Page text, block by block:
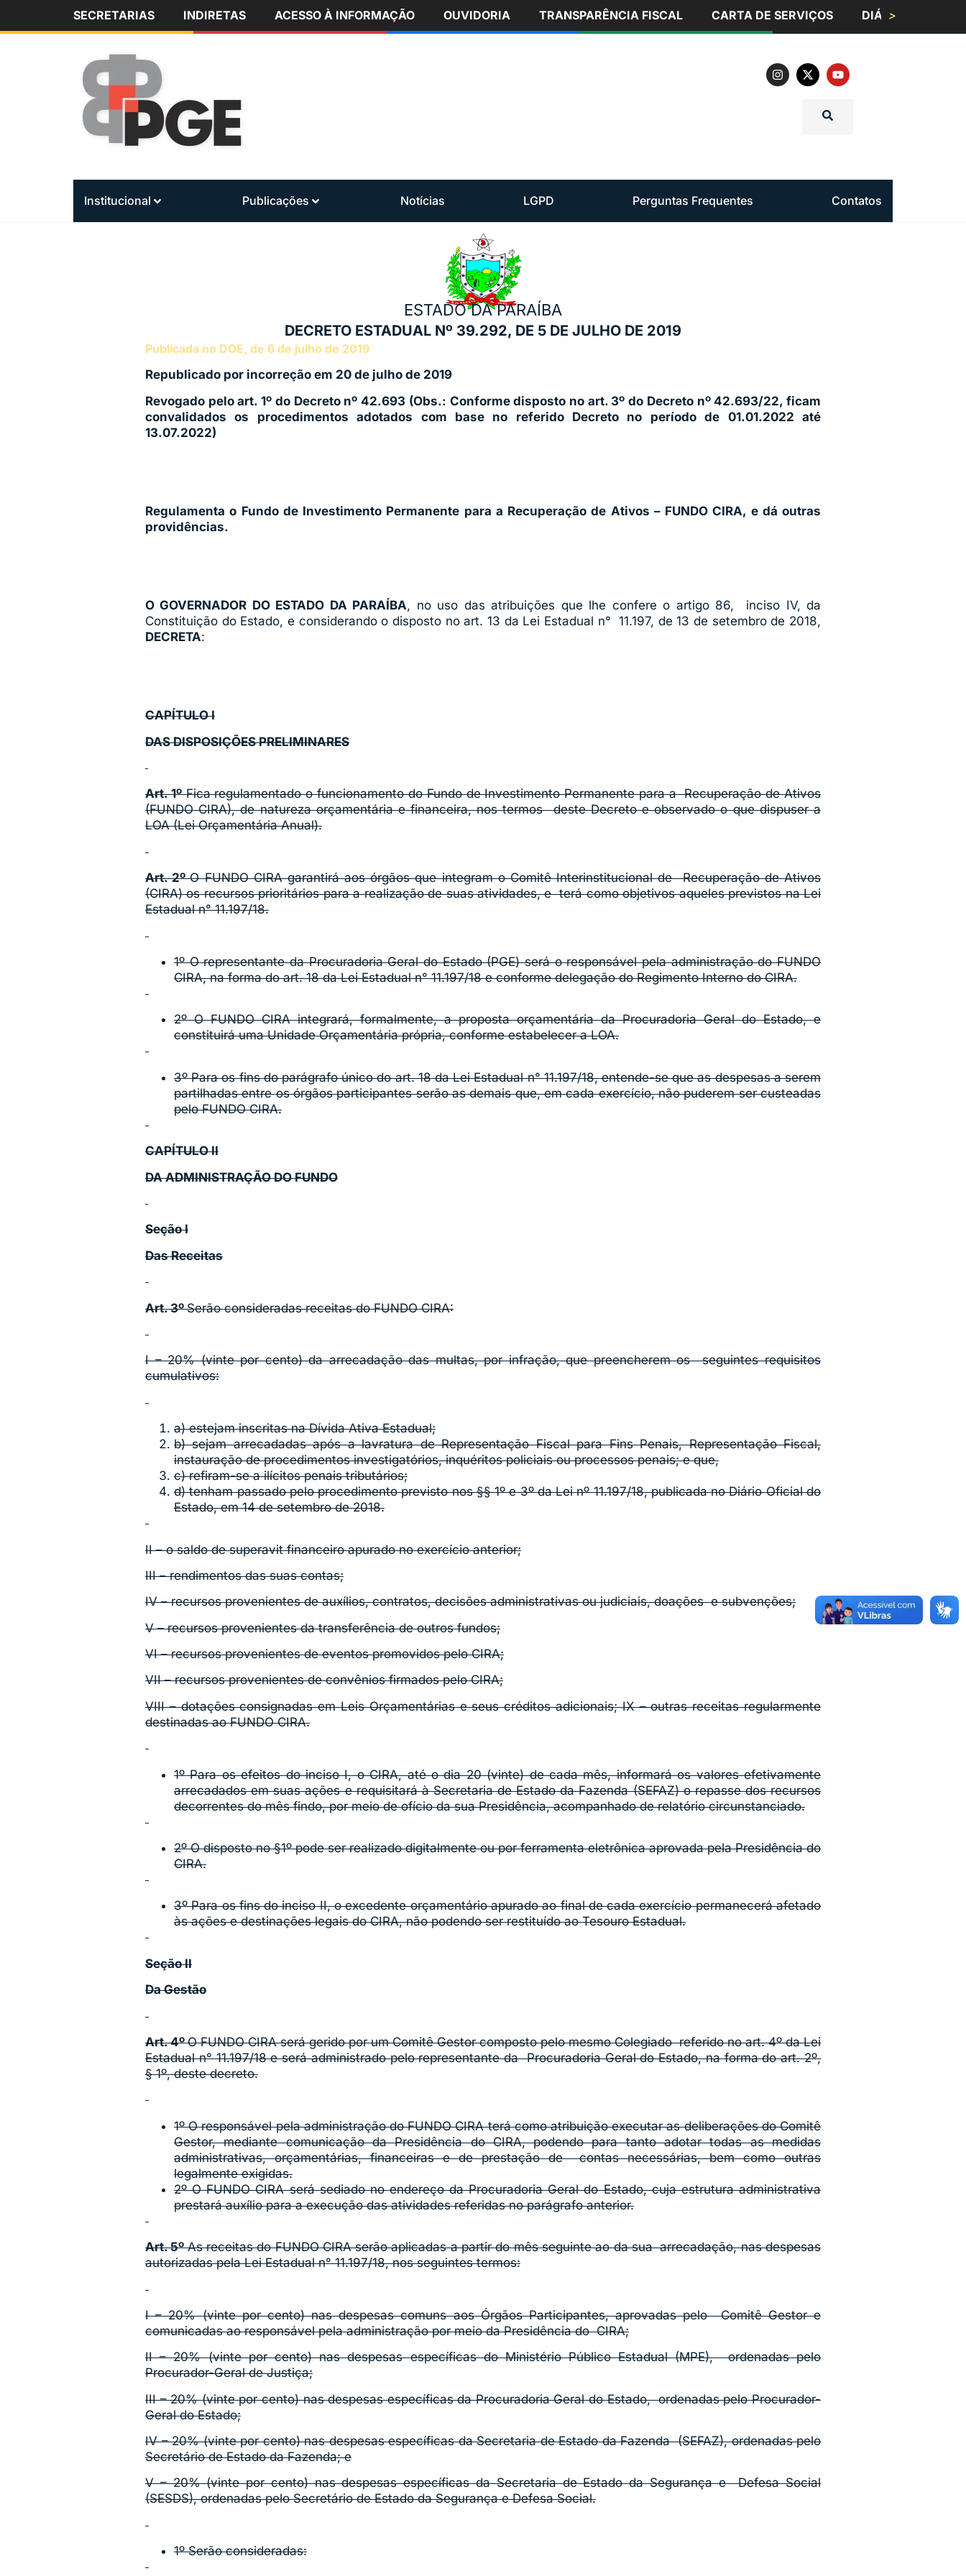
SECRETARIAS INDIRETAS ACESSO À INFORMAÇÃO OUVIDORIA TRANSPARÊNCIA FISCAL CARTA DE SERVIÇOS DIÁRIO OFICIAL
>
Institucional Publicações Notícias LGPD Perguntas Frequentes Contatos
ESTADO DA PARAÍBA
DECRETO ESTADUAL Nº 39.292, DE 5 DE JULHO DE 2019
Publicada no DOE, de 6 de julho de 2019
Republicado por incorreção em 20 de julho de 2019
Revogado pelo art. 1º do Decreto nº 42.693 (Obs.: Conforme disposto no art. 3º do Decreto nº 42.693/22, ficam
convalidados os procedimentos adotados com base no referido Decreto no período de 01.01.2022 até
13.07.2022)
Regulamenta o Fundo de Investimento Permanente para a Recuperação de Ativos – FUNDO CIRA, e dá outras
providências.
O GOVERNADOR DO ESTADO DA PARAÍBA, no uso das atribuições que lhe confere o artigo 86, inciso IV, da
Constituição do Estado, e considerando o disposto no art. 13 da Lei Estadual n° 11.197, de 13 de setembro de 2018,
DECRETA:
CAPÍTULO I
DAS DISPOSIÇÕES PRELIMINARES
Art. 1ºFica regulamentado o funcionamento do Fundo de Investimento Permanente para a Recuperação de Ativos
(FUNDO CIRA), de natureza orçamentária e financeira, nos termos deste Decreto e observado o que dispuser a
LOA (Lei Orçamentária Anual).
Art. 2ºO FUNDO CIRA garantirá aos órgãos que integram o Comitê Interinstitucional de Recuperação de Ativos
(CIRA) os recursos prioritários para a realização de suas atividades, e terá como objetivos aqueles previstos na Lei
Estadual n° 11.197/18.
1º O representante da Procuradoria Geral do Estado (PGE) será o responsável pela administração do FUNDO
CIRA, na forma do art. 18 da Lei Estadual n° 11.197/18 e conforme delegação do Regimento Interno do CIRA.
2º O FUNDO CIRA integrará, formalmente, a proposta orçamentária da Procuradoria Geral do Estado, e
constituirá uma Unidade Orçamentária própria, conforme estabelecer a LOA.
3º Para os fins do parágrafo único do art. 18 da Lei Estadual n° 11.197/18, entende-se que as despesas a serem
partilhadas entre os órgãos participantes serão as demais que, em cada exercício, não puderem ser custeadas
pelo FUNDO CIRA.
CAPÍTULO II
DA ADMINISTRAÇÃO DO FUNDO
Seção I
Das Receitas
Art. 3ºSerão consideradas receitas do FUNDO CIRA:
I – 20% (vinte por cento) da arrecadação das multas, por infração, que preencherem os seguintes requisitos
cumulativos:
a) estejam inscritas na Dívida Ativa Estadual;
b) sejam arrecadadas após a lavratura de Representação Fiscal para Fins Penais, Representação Fiscal,
instauração de procedimentos investigatórios, inquéritos policiais ou processos penais; e que,
c) refiram-se a ilícitos penais tributários;
d) tenham passado pelo procedimento previsto nos §§ 1º e 3º da Lei nº 11.197/18, publicada no Diário Oficial do
Estado, em 14 de setembro de 2018.
II – o saldo de superavit financeiro apurado no exercício anterior;
III – rendimentos das suas contas;
IV – recursos provenientes de auxílios, contratos, decisões administrativas ou judiciais, doações e subvenções;
V – recursos provenientes da transferência de outros fundos;
VI – recursos provenientes de eventos promovidos pelo CIRA;
VII – recursos provenientes de convênios firmados pelo CIRA;
VIII – dotações consignadas em Leis Orçamentárias e seus créditos adicionais; IX – outras receitas regularmente
destinadas ao FUNDO CIRA.
1º Para os efeitos do inciso I, o CIRA, até o dia 20 (vinte) de cada mês, informará os valores efetivamente
arrecadados em suas ações e requisitará à Secretaria de Estado da Fazenda (SEFAZ) o repasse dos recursos
decorrentes do mês findo, por meio de ofício da sua Presidência, acompanhado de relatório circunstanciado.
2º O disposto no §1º pode ser realizado digitalmente ou por ferramenta eletrônica aprovada pela Presidência do
CIRA.
3º Para os fins do inciso II, o excedente orçamentário apurado ao final de cada exercício permanecerá afetado
às ações e destinações legais do CIRA, não podendo ser restituído ao Tesouro Estadual.
Seção II
Da Gestão
Art. 4ºO FUNDO CIRA será gerido por um Comitê Gestor composto pelo mesmo Colegiado referido no art. 4º da Lei
Estadual n° 11.197/18 e será administrado pelo representante da Procuradoria Geral do Estado, na forma do art. 2º,
§ 1º, deste decreto.
1º O responsável pela administração do FUNDO CIRA terá como atribuição executar as deliberações do Comitê
Gestor, mediante comunicação da Presidência do CIRA, podendo para tanto adotar todas as medidas
administrativas, orçamentárias, financeiras e de prestação de contas necessárias, bem como outras
legalmente exigidas.
2º O FUNDO CIRA será sediado no endereço da Procuradoria Geral do Estado, cuja estrutura administrativa
prestará auxílio para a execução das atividades referidas no parágrafo anterior.
Art. 5ºAs receitas do FUNDO CIRA serão aplicadas a partir do mês seguinte ao da sua arrecadação, nas despesas
autorizadas pela Lei Estadual n° 11.197/18, nos seguintes termos:
I – 20% (vinte por cento) nas despesas comuns aos Órgãos Participantes, aprovadas pelo Comitê Gestor e
comunicadas ao responsável pela administração por meio da Presidência do CIRA;
II – 20% (vinte por cento) nas despesas específicas do Ministério Público Estadual (MPE), ordenadas pelo
Procurador-Geral de Justiça;
III – 20% (vinte por cento) nas despesas específicas da Procuradoria Geral do Estado, ordenadas pelo Procurador-
Geral do Estado;
IV – 20% (vinte por cento) nas despesas específicas da Secretaria de Estado da Fazenda (SEFAZ), ordenadas pelo
Secretário de Estado da Fazenda; e
V – 20% (vinte por cento) nas despesas específicas da Secretaria de Estado da Segurança e Defesa Social
(SESDS), ordenadas pelo Secretário de Estado da Segurança e Defesa Social.
1º Serão consideradas: